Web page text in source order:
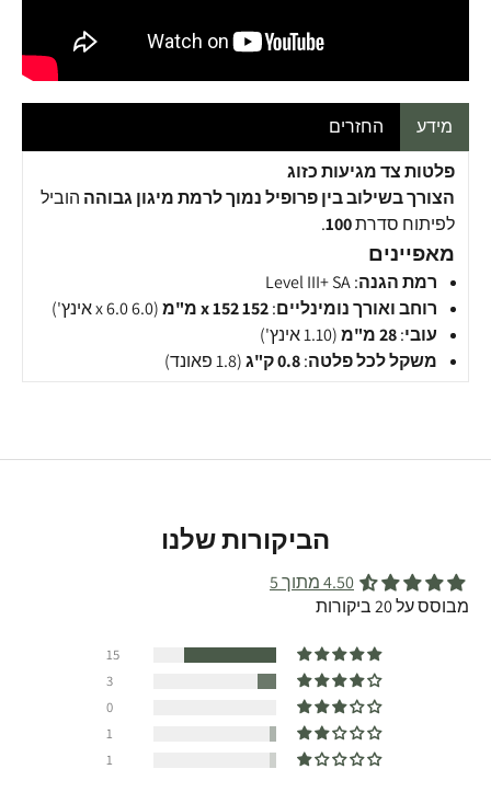
מידע
החזרים
פלטות צד מגיעות כזוג
הצורך בשילוב בין פרופיל נמוך לרמת מיגון גבוהה הוביל
לפיתוח סדרת100
.
מאפיינים
רמת הגנה: Level III+ SA
רוחב ואורך נומינליים:152 x 152 מ"מ
(6.0 x 6.0 אינץ')
עובי:28 מ"מ
(1.10 אינץ')
משקל לכל פלטה:0.8 ק"ג (1.8 פאונד)
הביקורות שלנו
4.50 מתוך 5
מבוסס על 20 ביקורות
15
3
0
1
1